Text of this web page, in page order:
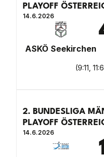
PLAYOFF
14.6.2026
ASKÖ Seekirchen
(9:11,
2. BUNDESLIGA
PLAYOFF
14.6.2026